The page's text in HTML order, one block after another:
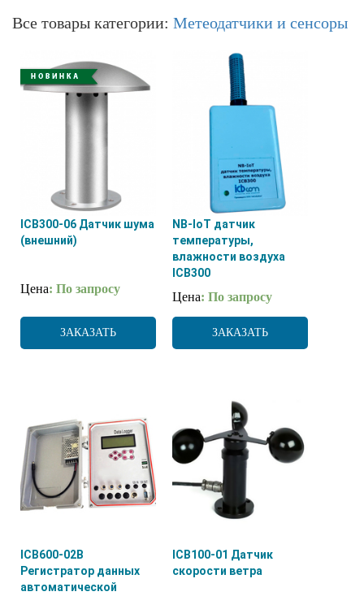
Все товары категории: Метеодатчики и сенсоры
ICB300-06 Датчик шума
(внешний)
Цена: По запросу
ЗАКАЗАТЬ
NB-IоT датчик
температуры,
влажности воздуха
ICB300
Цена: По запросу
ЗАКАЗАТЬ
ICB600-02B
Регистратор данных
автоматической
ICB100-01 Датчик
скорости ветра